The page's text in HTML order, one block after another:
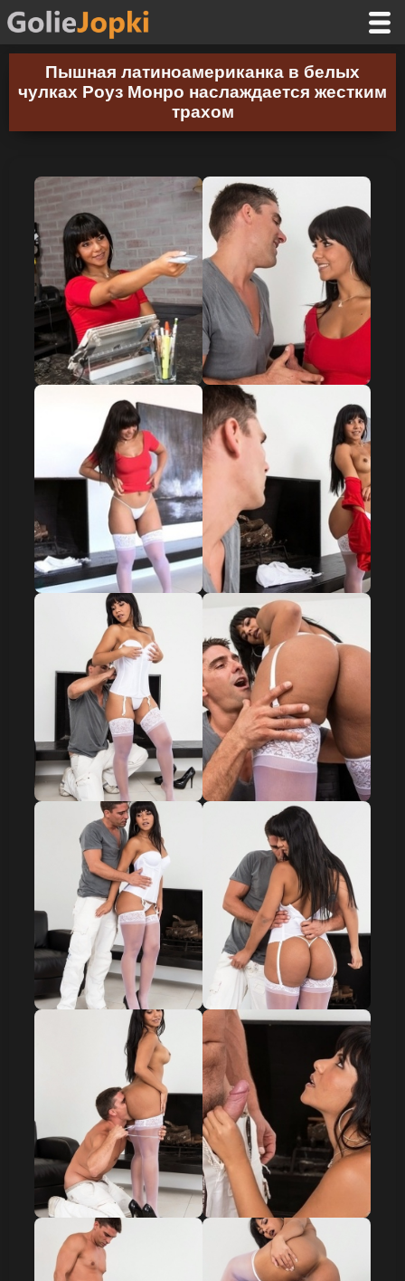
Пышная латиноамериканка в белых
чулках Роуз Монро наслаждается жестким
трахом